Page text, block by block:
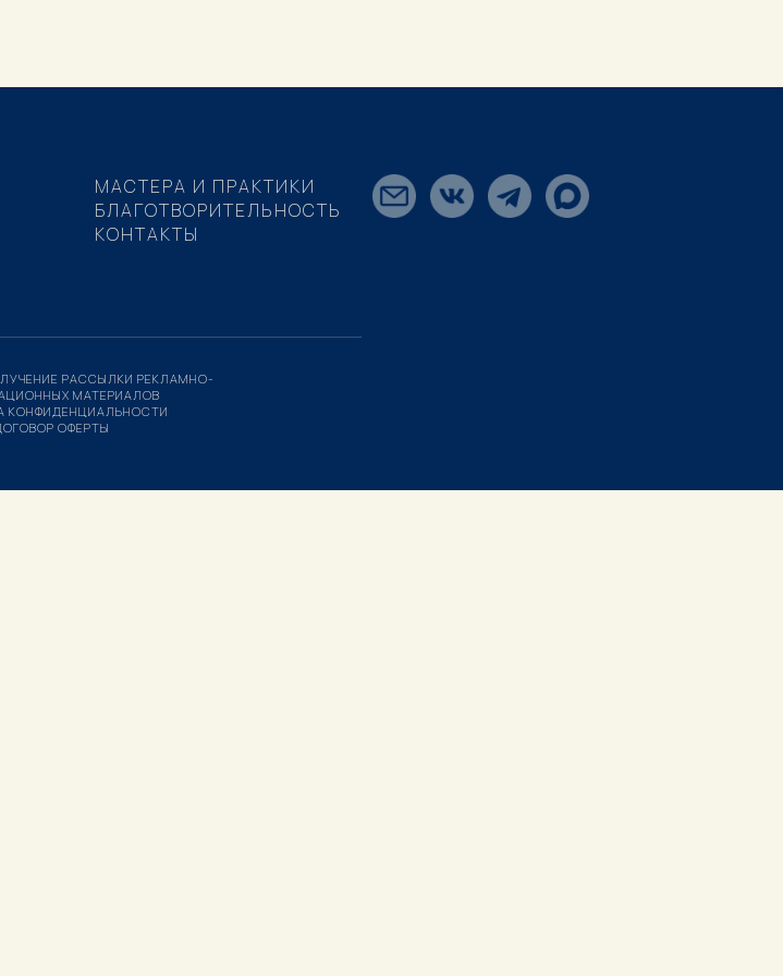
МАСТЕРА И ПРАКТИКИ
БЛАГОТВОРИТЕЛЬНОСТЬ
КОНТАКТЫ
РАССЫЛКИ РЕКЛАМНО-
МАТЕРИАЛОВ
КОНФИДЕНЦИАЛЬНОСТИ
ОФЕРТЫ